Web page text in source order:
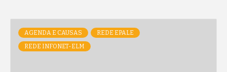
AGENDA E CAUSAS
REDE EPALE
REDE INFONET-ELM